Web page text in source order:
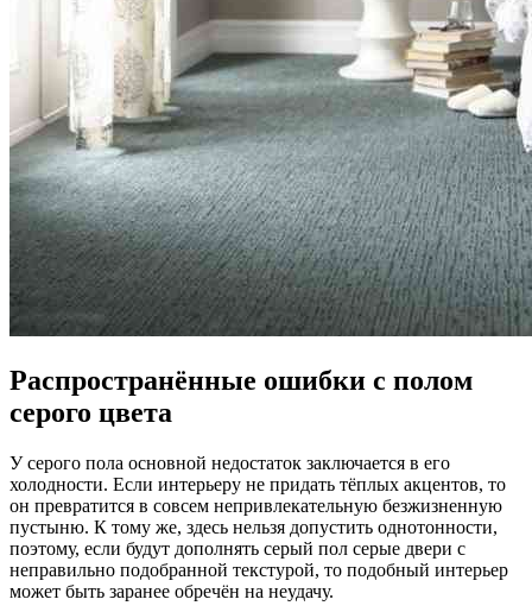
Распространённые ошибки с полом
серого цвета
У серого пола основной недостаток заключается в его
холодности. Если интерьеру не придать тёплых акцентов, то
он превратится в совсем непривлекательную безжизненную
пустыню. К тому же, здесь нельзя допустить однотонности,
поэтому, если будут дополнять серый пол серые двери с
неправильно подобранной текстурой, то подобный интерьер
может быть заранее обречён на неудачу.